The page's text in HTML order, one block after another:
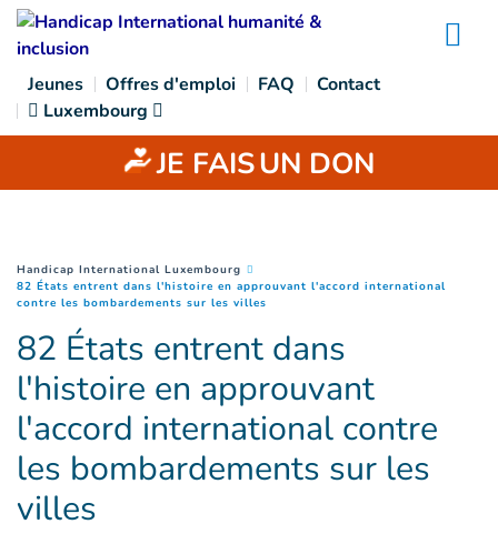
Goto main content
Jeunes Offres d'emploi FAQ
Contact
Luxembourg
JE FAISUN DON
You are here :
Handicap International Luxembourg
82 États entrent dans l'histoire en approuvant l'accord international
contre les bombardements sur les villes
82 États entrent dans
l'histoire en approuvant
l'accord international contre
les bombardements sur les
villes